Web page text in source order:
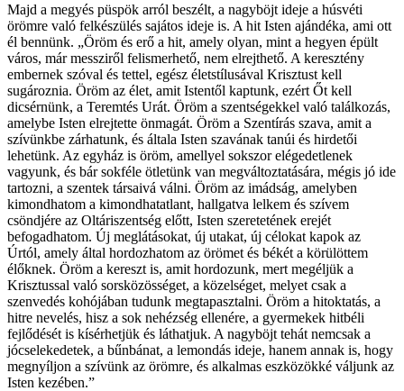
Majd a megyés püspök arról beszélt, a nagyböjt ideje a húsvéti
örömre való felkészülés sajátos ideje is. A hit Isten ajándéka, ami ott
él bennünk. „Öröm és erő a hit, amely olyan, mint a hegyen épült
város, már messziről felismerhető, nem elrejthető. A keresztény
embernek szóval és tettel, egész életstílusával Krisztust kell
sugároznia. Öröm az élet, amit Istentől kaptunk, ezért Őt kell
dicsérnünk, a Teremtés Urát. Öröm a szentségekkel való találkozás,
amelybe Isten elrejtette önmagát. Öröm a Szentírás szava, amit a
szívünkbe zárhatunk, és általa Isten szavának tanúi és hirdetői
lehetünk. Az egyház is öröm, amellyel sokszor elégedetlenek
vagyunk, és bár sokféle ötletünk van megváltoztatására, mégis jó ide
tartozni, a szentek társaivá válni. Öröm az imádság, amelyben
kimondhatom a kimondhatatlant, hallgatva lelkem és szívem
csöndjére az Oltáriszentség előtt, Isten szeretetének erejét
befogadhatom. Új meglátásokat, új utakat, új célokat kapok az
Úrtól, amely által hordozhatom az örömet és békét a körülöttem
élőknek. Öröm a kereszt is, amit hordozunk, mert megéljük a
Krisztussal való sorsközösséget, a közelséget, melyet csak a
szenvedés kohójában tudunk megtapasztalni. Öröm a hitoktatás, a
hitre nevelés, hisz a sok nehézség ellenére, a gyermekek hitbéli
fejlődését is kísérhetjük és láthatjuk. A nagyböjt tehát nemcsak a
jócselekedetek, a bűnbánat, a lemondás ideje, hanem annak is, hogy
megnyíljon a szívünk az örömre, és alkalmas eszközökké váljunk az
Isten kezében.”